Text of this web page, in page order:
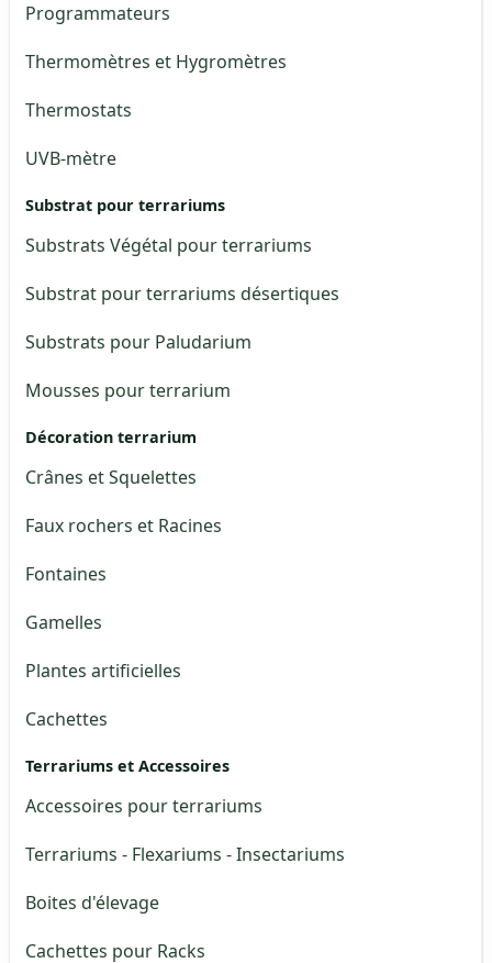
Programmateurs
Thermomètres et Hygromètres
Thermostats
UVB-mètre
Substrat pour terrariums
Substrats Végétal pour terrariums
Substrat pour terrariums désertiques
Substrats pour Paludarium
Mousses pour terrarium
Décoration terrarium
Crânes et Squelettes
Faux rochers et Racines
Fontaines
Gamelles
Plantes artificielles
Cachettes
Terrariums et Accessoires
Accessoires pour terrariums
Terrariums - Flexariums - Insectariums
Boites d'élevage
Cachettes pour Racks